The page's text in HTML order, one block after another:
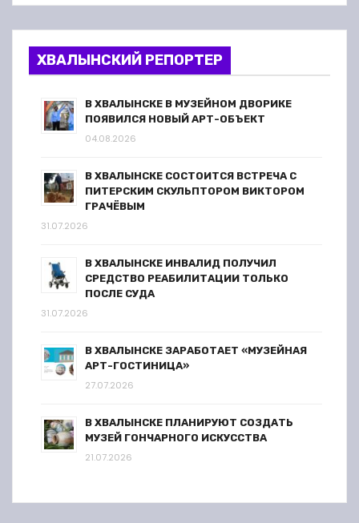
ХВАЛЫНСКИЙ РЕПОРТЕР
В ХВАЛЫНСКЕ В МУЗЕЙНОМ ДВОРИКЕ
ПОЯВИЛСЯ НОВЫЙ АРТ-ОБЪЕКТ
04.08.2026
В ХВАЛЫНСКЕ СОСТОИТСЯ ВСТРЕЧА С
ПИТЕРСКИМ СКУЛЬПТОРОМ ВИКТОРОМ
ГРАЧЁВЫМ
31.07.2026
В ХВАЛЫНСКЕ ИНВАЛИД ПОЛУЧИЛ
СРЕДСТВО РЕАБИЛИТАЦИИ ТОЛЬКО
ПОСЛЕ СУДА
31.07.2026
В ХВАЛЫНСКЕ ЗАРАБОТАЕТ «МУЗЕЙНАЯ
АРТ-ГОСТИНИЦА»
27.07.2026
В ХВАЛЫНСКЕ ПЛАНИРУЮТ СОЗДАТЬ
МУЗЕЙ ГОНЧАРНОГО ИСКУССТВА
21.07.2026